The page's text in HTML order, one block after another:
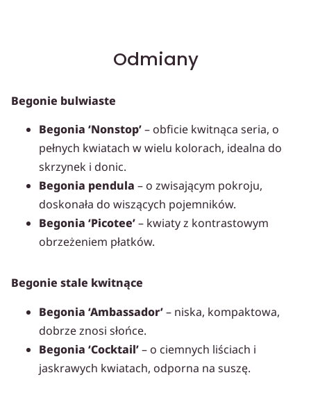
Odmiany
Begonie bulwiaste
Begonia ‘Nonstop’– obficie kwitnąca seria, o
pełnych kwiatach w wielu kolorach, idealna do
skrzynek i donic.
Begonia pendula – o zwisającym pokroju,
doskonała do wiszących pojemników.
Begonia ‘Picotee’– kwiaty z kontrastowym
obrzeżeniem płatków.
Begonie stale kwitnące
Begonia ‘Ambassador’– niska, kompaktowa,
dobrze znosi słońce.
Begonia ‘Cocktail’– o ciemnych liściach i
jaskrawych kwiatach, odporna na suszę.